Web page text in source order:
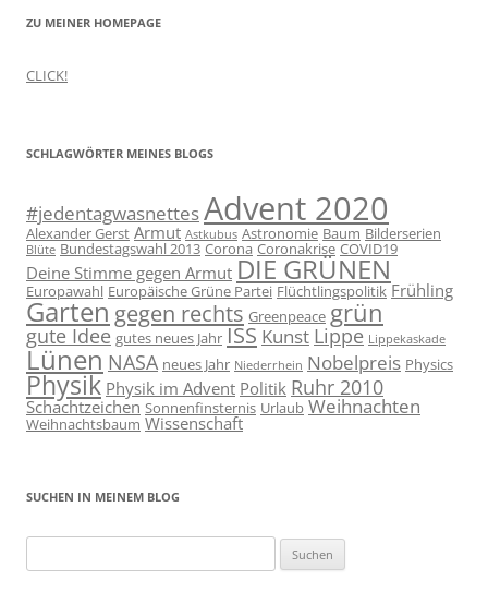
ZU MEINER HOMEPAGE
CLICK!
SCHLAGWÖRTER MEINES BLOGS
#jedentagwasnettesAdvent 2020
Alexander Gerst Armut Astkubus Astronomie Baum Bilderserien
Blüte Bundestagswahl 2013 Corona Coronakrise COVID19
Deine Stimme gegen Armut DIE GRÜNEN
Europawahl Europäische Grüne Partei Flüchtlingspolitik Frühling
Garten gegen rechts Greenpeace grün
gute Idee gutes neues Jahr ISS Kunst Lippe Lippekaskade
Lünen NASA neues Jahr Niederrhein Nobelpreis Physics
Physik Physik im Advent Politik Ruhr 2010
Schachtzeichen Sonnenfinsternis Urlaub Weihnachten
Weihnachtsbaum Wissenschaft
SUCHEN IN MEINEM BLOG
nach: